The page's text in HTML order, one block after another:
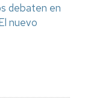
debaten en
nuevo